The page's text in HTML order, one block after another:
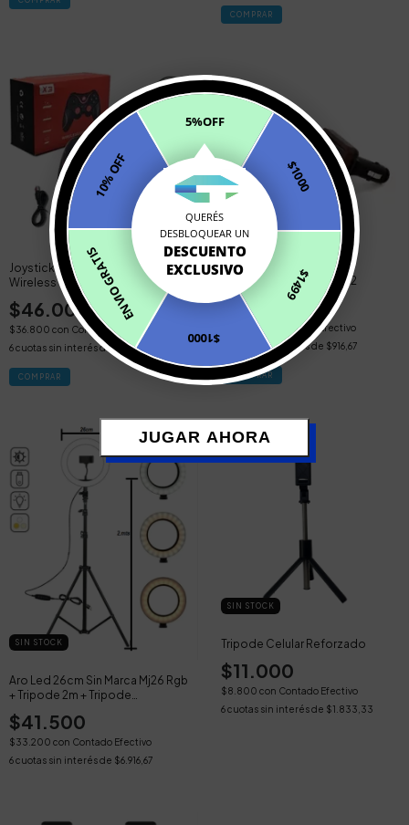
Joystick Bluetooth Celular X3
Wireless Controller Suono Intem
$46.000
$36.800 con Contado Efectivo
6cuotas sin interés de$7.666,67
Transmisor Fm Qm-h1702
$5.500
$4.400con
Contado Efectivo
cuotas sin interés de $916,67
SIN STOCK
Aro Led 26cm Sin Marca Mj26 Rgb
+ Tripode 2m + Tripode
$41.500
$33.200 con Contado Efectivo
6cuotas sin interés de $6.916,67
SIN STOCK
Tripode Celular Reforzado
$11.000
$8.800 con Contado Efectivo
6 cuotas sin interés de $1.833,33
QUERÉS
DESBLOQUEAR UN
DESCUENTO
EXCLUSIVO
5%OFF
$1000
$1499
$1000
ENVIO GRATIS
10% OFF
JUGAR AHORA